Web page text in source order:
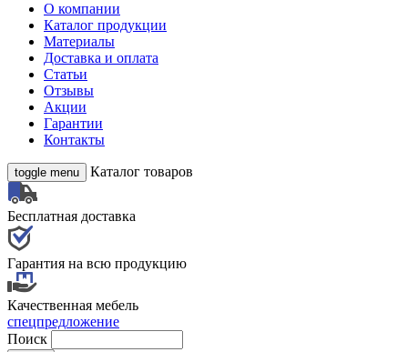
О компании
Каталог продукции
Материалы
Доставка и оплата
Статьи
Отзывы
Акции
Гарантии
Контакты
toggle menu Каталог товаров
Бесплатная доставка
Гарантия на всю продукцию
Качественная мебель
спецпредложение
Поиск